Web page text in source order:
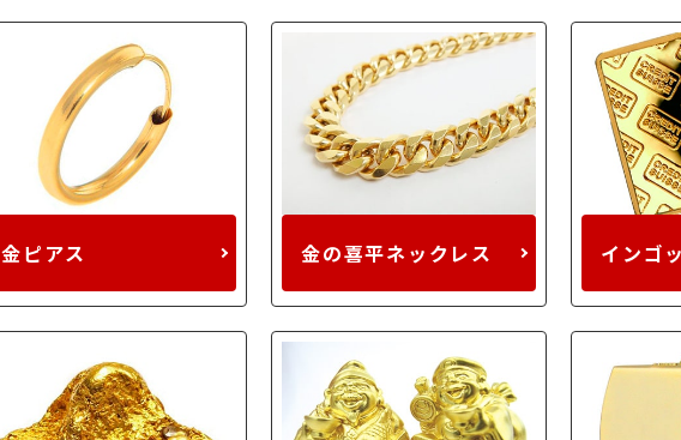
金ピアス 金の喜平ネックレス インゴ